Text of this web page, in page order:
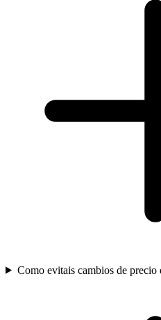
Como evitais cambios de precio